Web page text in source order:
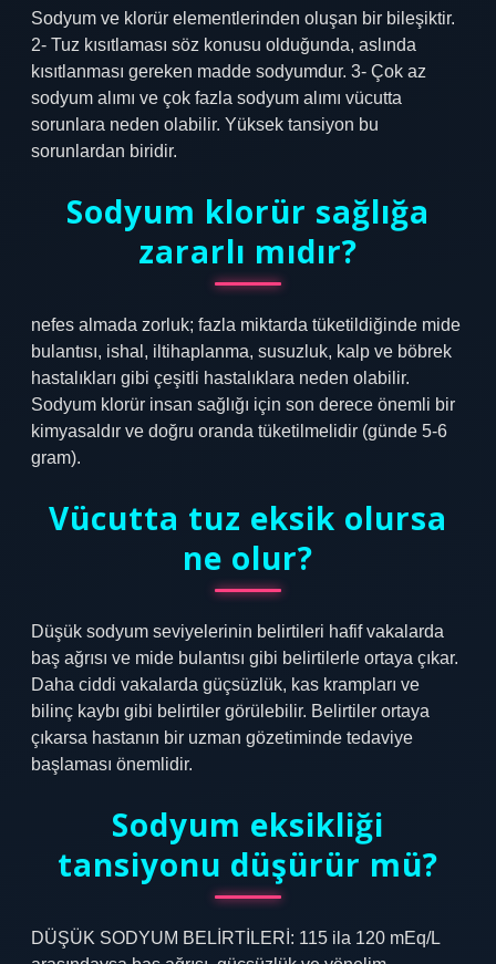
Sodyum ve klorür elementlerinden oluşan bir bileşiktir.
2- Tuz kısıtlaması söz konusu olduğunda, aslında
kısıtlanması gereken madde sodyumdur. 3- Çok az
sodyum alımı ve çok fazla sodyum alımı vücutta
sorunlara neden olabilir. Yüksek tansiyon bu
sorunlardan biridir.
Sodyum klorür sağlığa
zararlı mıdır?
nefes almada zorluk; fazla miktarda tüketildiğinde mide
bulantısı, ishal, iltihaplanma, susuzluk, kalp ve böbrek
hastalıkları gibi çeşitli hastalıklara neden olabilir.
Sodyum klorür insan sağlığı için son derece önemli bir
kimyasaldır ve doğru oranda tüketilmelidir (günde 5-6
gram).
Vücutta tuz eksik olursa
ne olur?
Düşük sodyum seviyelerinin belirtileri hafif vakalarda
baş ağrısı ve mide bulantısı gibi belirtilerle ortaya çıkar.
Daha ciddi vakalarda güçsüzlük, kas krampları ve
bilinç kaybı gibi belirtiler görülebilir. Belirtiler ortaya
çıkarsa hastanın bir uzman gözetiminde tedaviye
başlaması önemlidir.
Sodyum eksikliği
tansiyonu düşürür mü?
DÜŞÜK SODYUM BELİRTİLERİ: 115 ila 120 mEq/L